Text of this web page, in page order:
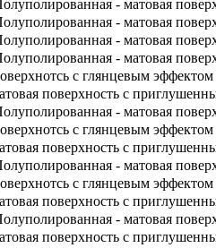
- матовая
- матовая
- матовая
- матовая
с глянцевым эффектом
поверхность с
- матовая
с глянцевым эффектом
поверхность с
- матовая
с глянцевым эффектом
поверхность с
- матовая
поверхность с